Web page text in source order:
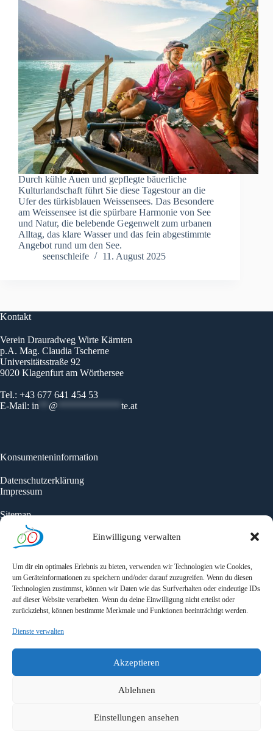
Einwilligung verwalten
Um dir ein optimales Erlebnis zu bieten, verwenden wir Technologien wie Cookies,
um Geräteinformationen zu speichern und/oder darauf zuzugreifen. Wenn du diesen
Technologien zustimmst, können wir Daten wie das Surfverhalten oder eindeutige IDs
auf dieser Website verarbeiten. Wenn du deine Einwilligung nicht erteilst oder
zurückziehst, können bestimmte Merkmale und Funktionen beeinträchtigt werden.
Dienste verwalten
Akzeptieren
Ablehnen
Einstellungen ansehen
Durch kühle Auen und gepflegte bäuerliche
Kulturlandschaft führt Sie diese Tagestour an die
Ufer des türkisblauen Weissensees. Das Besondere
am Weissensee ist die spürbare Harmonie von See
und Natur, die belebende Gegenwelt zum urbanen
Alltag, das klare Wasser und das fein abgestimmte
Angebot rund um den See.
seenschleife
11. August 2025
Kontakt
Verein Drauradweg Wirte Kärnten
p.A. Mag. Claudia Tscherne
Universitätsstraße 92
9020 Klagenfurt am Wörthersee
Tel.: +43 677 641 454 53
E-Mail: in @ te.at
Konsumenteninformation
Datenschutzerklärung
Impressum
Sitemap
Unterkünfte
Karte
Aktuelles
Newsletter
Newsletter - Jetzt anmelden und auf dem Laufenden bleiben!
Zur Anmeldung